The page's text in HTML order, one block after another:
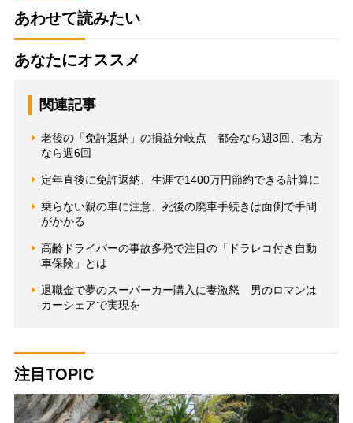
あわせて読みたい
あなたにオススメ
関連記事
老後の「免許返納」の損益分岐点 都会なら週3回、地方
なら週6回
定年直後に免許返納、生涯で1400万円節約できる計算に
乗らない親の車に注意、死後の廃車手続きは面倒で手間
がかかる
高齢ドライバーの事故多発で注目の「ドラレコ付き自動
車保険」とは
退職金で夢のスーパーカー購入に妻激怒 男のロマンは
カーシェアで実現を
注目TOPIC